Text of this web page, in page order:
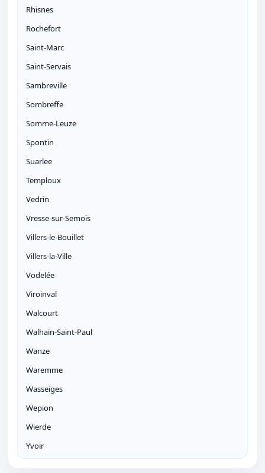
Rhisnes
Rochefort
Saint-Marc
Saint-Servais
Sambreville
Sombreffe
Somme-Leuze
Spontin
Suarlee
Temploux
Vedrin
Vresse-sur-Semois
Villers-le-Bouillet
Villers-la-Ville
Vodelée
Viroinval
Walcourt
Walhain-Saint-Paul
Wanze
Waremme
Wasseiges
Wepion
Wierde
Yvoir